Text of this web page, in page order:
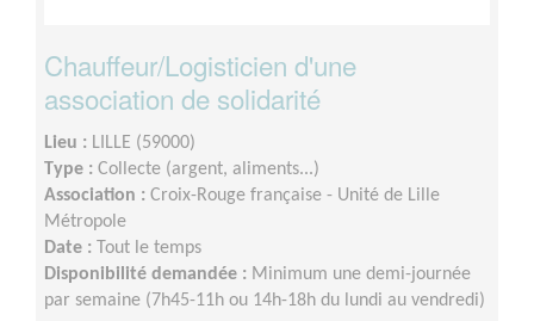
Chauffeur/Logisticien d'une
association de solidarité
Lieu : LILLE (59000)
Type : Collecte (argent, aliments...)
Association : Croix-Rouge française - Unité de Lille
Métropole
Date : Tout le temps
Disponibilité demandée : Minimum une demi-journée
par semaine (7h45-11h ou 14h-18h du lundi au vendredi)